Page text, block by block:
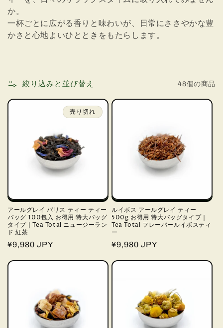
か。
一杯ごとに広がる香りと味わいが、日常にささやかな豊
かさと心地よいひとときをもたらします。
絞り込みと並び替え 48個の商品
売り切れ
アールグレイ パリス ティー ティー
バッグ 100包入 お得用 特大バッグ
タイプ｜Tea Total ニュージーラン
ド 紅茶
通
価
¥9,980 JPY
ルイボス アールグレイ ティー
500g お得用 特大バッグタイプ｜
Tea Total フレーバールイボスティ
ー
通
価
¥9,980 JPY